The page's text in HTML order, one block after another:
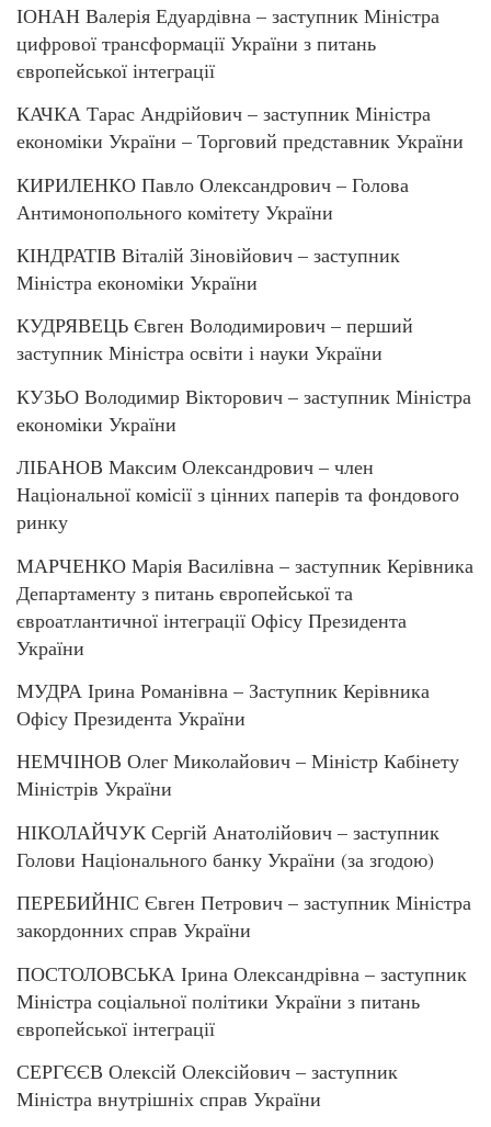
ІОНАН Валерія Едуардівна – заступник Міністра
цифрової трансформації України з питань
європейської інтеграції
КАЧКА Тарас Андрійович – заступник Міністра
економіки України – Торговий представник України
КИРИЛЕНКО Павло Олександрович – Голова
Антимонопольного комітету України
КІНДРАТІВ Віталій Зіновійович – заступник
Міністра економіки України
КУДРЯВЕЦЬ Євген Володимирович – перший
заступник Міністра освіти і науки України
КУЗЬО Володимир Вікторович – заступник Міністра
економіки України
ЛІБАНОВ Максим Олександрович – член
Національної комісії з цінних паперів та фондового
ринку
МАРЧЕНКО Марія Василівна – заступник Керівника
Департаменту з питань європейської та
євроатлантичної інтеграції Офісу Президента
України
МУДРА Ірина Романівна – Заступник Керівника
Офісу Президента України
НЕМЧІНОВ Олег Миколайович – Міністр Кабінету
Міністрів України
НІКОЛАЙЧУК Сергій Анатолійович – заступник
Голови Національного банку України (за згодою)
ПЕРЕБИЙНІС Євген Петрович – заступник Міністра
закордонних справ України
ПОСТОЛОВСЬКА Ірина Олександрівна – заступник
Міністра соціальної політики України з питань
європейської інтеграції
СЕРГЄЄВ Олексій Олексійович – заступник
Міністра внутрішніх справ України